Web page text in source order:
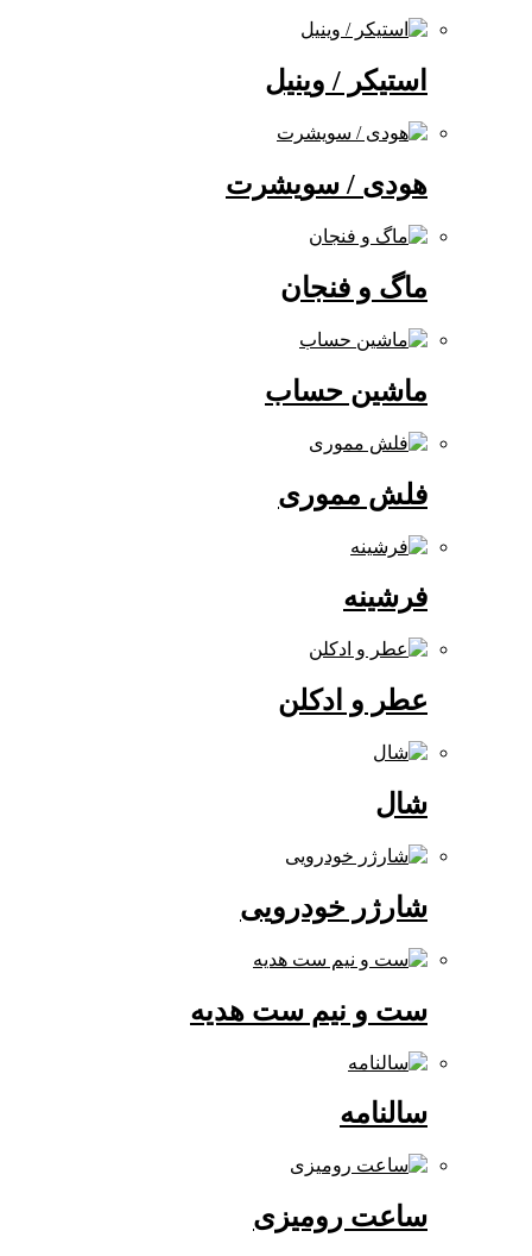
استیکر / وینیل
هودی / سویشرت
ماگ و فنجان
ماشین حساب
فلش مموری
عطر و ادکلن
شارژر خودرویی
ست و نیم ست هدیه
ساعت رومیزی